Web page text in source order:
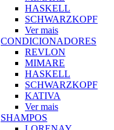
HASKELL
SCHWARZKOPF
Ver mais
CONDICIONADORES
REVLON
MIMARE
HASKELL
SCHWARZKOPF
KATIVA
Ver mais
SHAMPOS